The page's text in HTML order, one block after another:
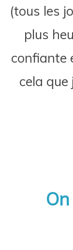
(tous les
plus
confiante
cela